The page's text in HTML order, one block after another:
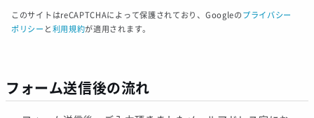
このサイトはreCAPTCHAによって保護されており、Googleの プライバシー
ポリシー と利用規約が適用されます。
フォーム送信後の流れ